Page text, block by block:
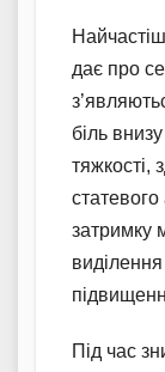
дає про
біль
тяжкості,
статевого
затримку
Під час